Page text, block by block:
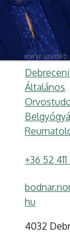
Általános
+36 52 411
hu
4032